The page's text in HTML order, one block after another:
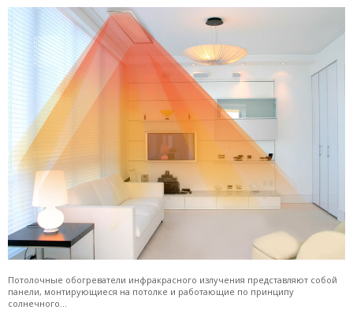
Потолочные обогреватели инфракрасного излучения представляют собой
панели, монтирующиеся на потолке и работающие по принципу
солнечного...